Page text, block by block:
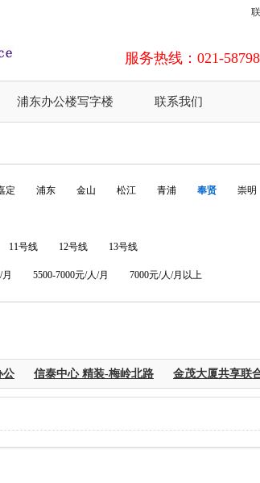
服务热线：021-
浦东办公楼写字楼 联系我们
定 浦东 金山 松江 青浦 奉贤 崇明
11号线 12号线 13号线
5500-7000元/人/月 7000元/人/月以上
信泰中心 精装-梅岭北路 金茂大厦共享联合